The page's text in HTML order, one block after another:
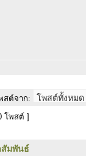
สต์จาก:
โพสต์ ]
มพันธ์